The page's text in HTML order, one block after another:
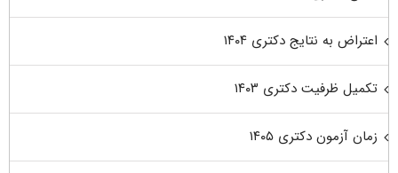
اعتراض به نتایج دکتری ۱۴۰۴
تکمیل ظرفیت دکتری ۱۴۰۳
زمان آزمون دکتری ۱۴۰۵